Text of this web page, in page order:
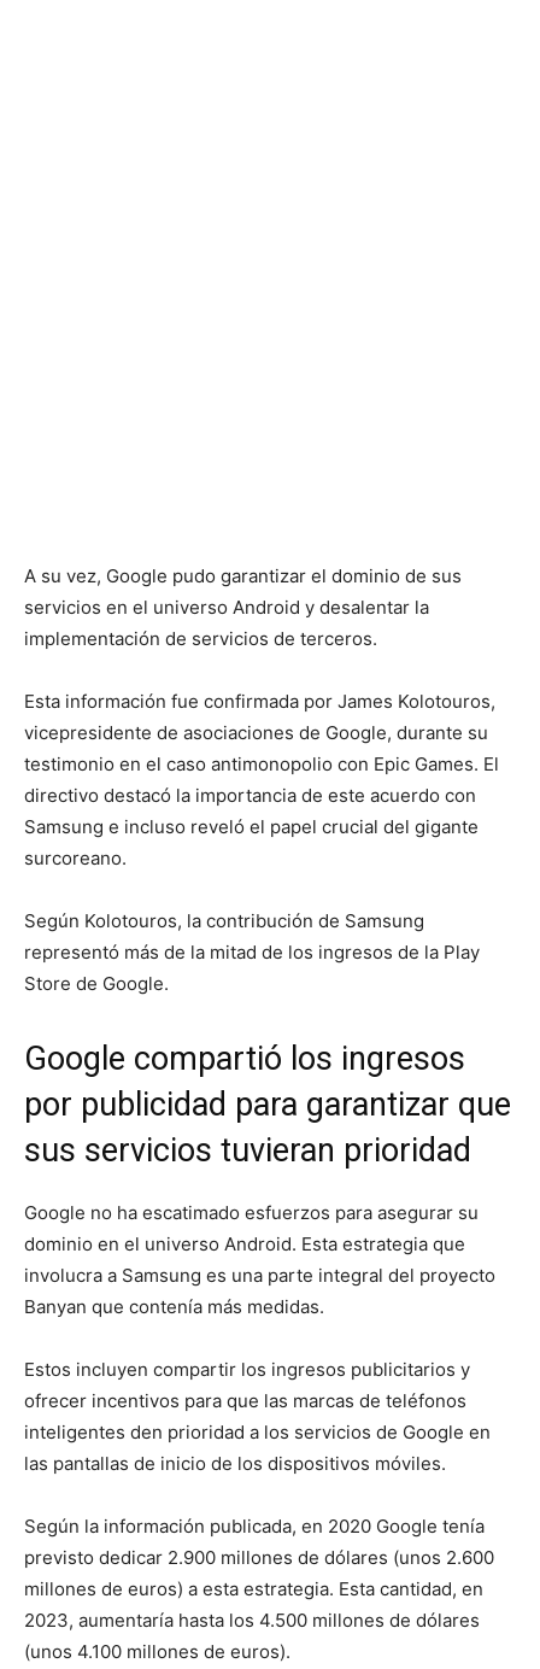
A su vez, Google pudo garantizar el dominio de sus
servicios en el universo Android y desalentar la
implementación de servicios de terceros.
Esta información fue confirmada por James Kolotouros,
vicepresidente de asociaciones de Google, durante su
testimonio en el caso antimonopolio con Epic Games. El
directivo destacó la importancia de este acuerdo con
Samsung e incluso reveló el papel crucial del gigante
surcoreano.
Según Kolotouros, la contribución de Samsung
representó más de la mitad de los ingresos de la Play
Store de Google.
Google compartió los ingresos
por publicidad para garantizar que
sus servicios tuvieran prioridad
Google no ha escatimado esfuerzos para asegurar su
dominio en el universo Android. Esta estrategia que
involucra a Samsung es una parte integral del proyecto
Banyan que contenía más medidas.
Estos incluyen compartir los ingresos publicitarios y
ofrecer incentivos para que las marcas de teléfonos
inteligentes den prioridad a los servicios de Google en
las pantallas de inicio de los dispositivos móviles.
Según la información publicada, en 2020 Google tenía
previsto dedicar 2.900 millones de dólares (unos 2.600
millones de euros) a esta estrategia. Esta cantidad, en
2023, aumentaría hasta los 4.500 millones de dólares
(unos 4.100 millones de euros).